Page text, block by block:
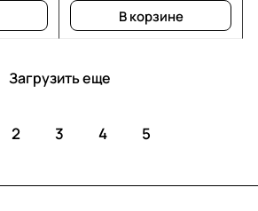
В корзине
Загрузить еще
2 3 4 5